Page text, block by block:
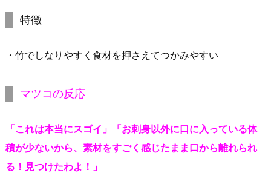
特徴
・竹でしなりやすく食材を押さえてつかみやすい
マツコの反応
「これは本当にスゴイ」「お刺身以外に口に入っている体
積が少ないから、素材をすごく感じたまま口から離れられ
る！見つけたわよ！」